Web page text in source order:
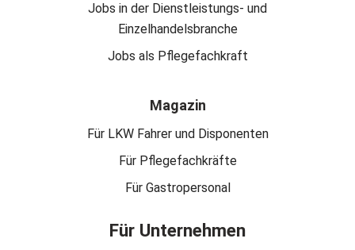
Jobs in der Dienstleistungs- und
Einzelhandelsbranche
Jobs als Pflegefachkraft
Magazin
Für LKW Fahrer und Disponenten
Für Pflegefachkräfte
Für Gastropersonal
Für Unternehmen